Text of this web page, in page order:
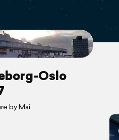
Oslo
by Mai